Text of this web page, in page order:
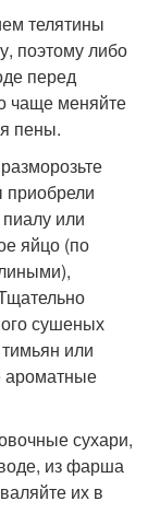
телятины
поэтому либо
перед
чаще меняйте
пены.
приобрели
или
яйцо (по
сушеных
или
ароматные
сухари,
из фарша
их в